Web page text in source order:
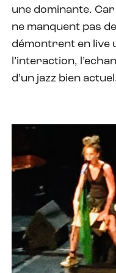
une dominante.
ne manquent pas
démontrent en live
l’interaction,
d’un jazz bien actuel.